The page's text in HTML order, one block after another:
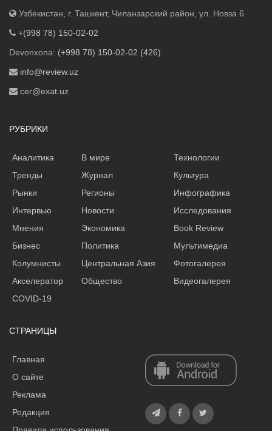
Узбекистан, г. Ташкент, Чиланзарский район, ул. Новза 6
+(998 78) 150-02-02
Devonxona: (+998 78) 150-02-02 (426)
info@review.uz
cer@exat.uz
РУБРИКИ
Аналитика
Тренды
Рынки
Интервью
Мнения
Бизнес
Колумнисты
Акселератор
В мире
Журнал
Регионы
Новости
Экономика
Политика
Центральная Азия
Общество
Технологии
Культура
Инфографика
Исследования
Book Review
Мультимедиа
Фотогалерея
Видеогалерея
COVID-19
СТРАНИЦЫ
Главная
О сайте
Реклама
Редакция